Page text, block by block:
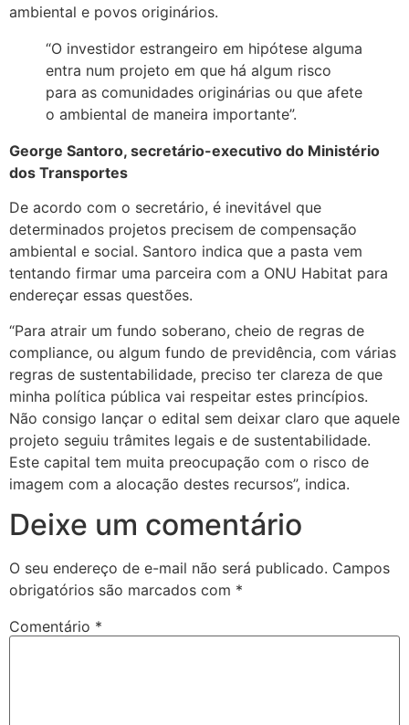
ambiental e povos originários.
“O investidor estrangeiro em hipótese alguma
entra num projeto em que há algum risco
para as comunidades originárias ou que afete
o ambiental de maneira importante”.
George Santoro, secretário-executivo do Ministério
dos Transportes
De acordo com o secretário, é inevitável que
determinados projetos precisem de compensação
ambiental e social. Santoro indica que a pasta vem
tentando firmar uma parceira com a ONU Habitat para
endereçar essas questões.
“Para atrair um fundo soberano, cheio de regras de
compliance, ou algum fundo de previdência, com várias
regras de sustentabilidade, preciso ter clareza de que
minha política pública vai respeitar estes princípios.
Não consigo lançar o edital sem deixar claro que aquele
projeto seguiu trâmites legais e de sustentabilidade.
Este capital tem muita preocupação com o risco de
imagem com a alocação destes recursos”, indica.
Deixe um comentário
O seu endereço de e-mail não será publicado. Campos
obrigatórios são marcados com *
Comentário *